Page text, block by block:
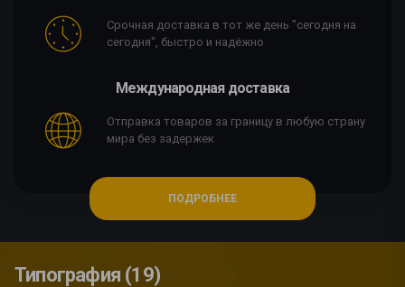
Срочная доставка в тот же день "сегодня на
сегодня", быстро и надёжно
Международная доставка
Отправка товаров за границу в любую страну
мира без задержек
ПОДРОБНЕЕ
Типография (19)